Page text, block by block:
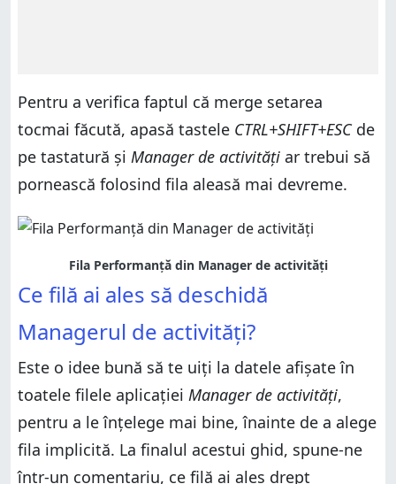
Pentru a verifica faptul că merge setarea
tocmai făcută, apasă tastele CTRL+SHIFT+ESCde
pe tastatură și Manager de activități ar trebui să
pornească folosind fila aleasă mai devreme.
Fila Performanță din Manager de activități
Ce filă ai ales să deschidă
Managerul de activități?
Este o idee bună să te uiți la datele afișate în
toatele filele aplicației Manager de activități,
pentru a le înțelege mai bine, înainte de a alege
fila implicită. La finalul acestui ghid, spune-ne
într-un comentariu, ce filă ai ales drept